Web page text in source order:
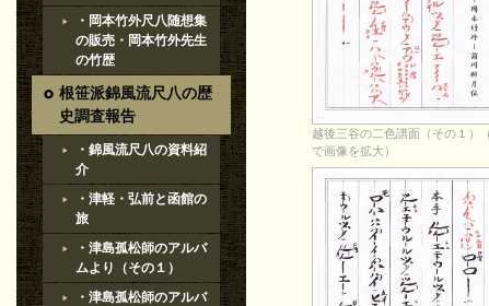
・岡本竹外尺八随想集
の販売・岡本竹外先生
の竹歴
根笹派錦風流尺八の歴
史調査報告
・錦風流尺八の資料紹
介
・津軽・弘前と函館の
旅
・津島孤松師のアルバ
ムより（その１）
・津島孤松師のアルバ
越後三谷の二色譜面（その１）
で画像を拡大）